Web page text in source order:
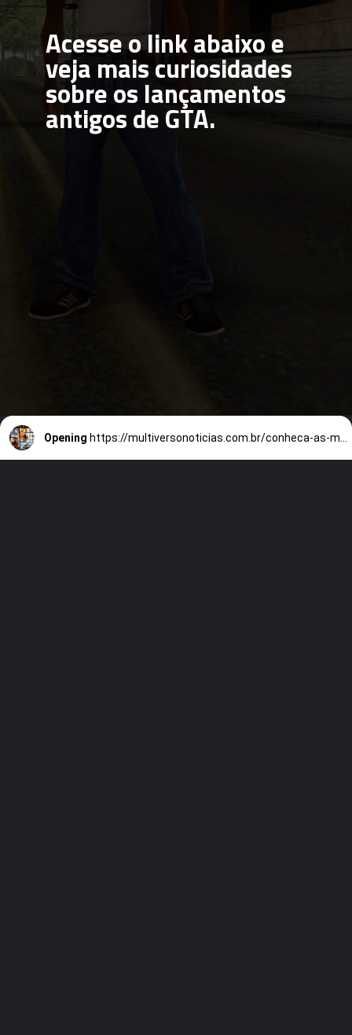
Acesse o link abaixo e
veja mais curiosidades
sobre os lançamentos
antigos de GTA.
Opening